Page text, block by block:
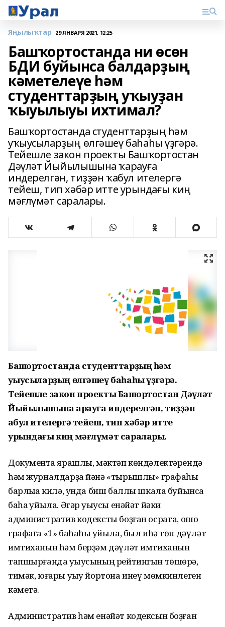
Яңылыҡтар 29 ЯНВАРЯ 2021, 12:25
Башҡортостанда ни өсөн
БДИ буйынса балдарҙың
кәметелеүе һәм
студенттарҙың уҡыуҙан
ҡыуылыуы ихтимал?
Башҡортостанда студенттарҙың һәм
уҡыусыларҙың өлгәшеү баһаһы үҙгәрә.
Тейешле закон проекты Башҡортостан
Дәүләт Йыйылышына ҡарауға
индерелгән, тиҙҙән ҡабул ителергә
тейеш, тип хәбәр итте урындағы киң
мәғлүмәт саралары.
Башҡортостанда студенттарҙың һәм
уҡыусыларҙың өлгәшеү баһаһы үҙгәрә.
Тейешле закон проекты Башҡортостан Дәүләт
Йыйылышына ҡарауға индерелгән, тиҙҙән
ҡабул ителергә тейеш, тип хәбәр итте
урындағы киң мәғлүмәт саралары.
Документҡа ярашлы, мәктәп көндәлектәрендә
һәм журналдарҙа йәнә «тырышлыҡ» графаһы
барлыҡҡа килә, унда биш баллы шкала буйынса
баһа ҡуйыла. Әгәр уҡыусы енәйәт йәки
административ кодексты боҙған осраҡта, ошо
графаға «1» баһаһы ҡуйыла, был иһә төп дәүләт
имтиханын һәм берҙәм дәүләт имтиханын
тапшырғанда уҡыусының рейтингын төшөрә,
тимәк, юғары уҡыу йортона инеү мөмкинлеген
кәметә.
Административ һәм енәйәт кодексын боҙған